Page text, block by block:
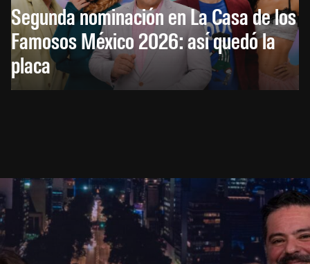
Segunda nominación en La Casa de los
Famosos México 2026: así quedó la
placa